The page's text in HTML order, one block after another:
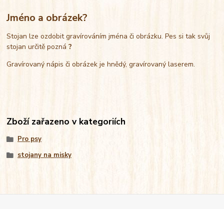
Jméno a obrázek?
Stojan lze ozdobit gravírováním jména či obrázku. Pes si tak svůj
stojan určitě pozná?
Gravírovaný nápis či obrázek je hnědý, gravírovaný laserem.
Zboží zařazeno v kategoriích
Pro psy
stojany na misky